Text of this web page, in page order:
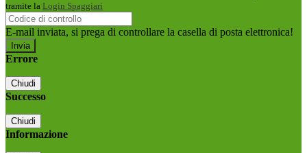
tramite la Login Spaggiari
E-mail inviata, si prega di controllare la casella di posta elettronica!
Errore
Chiudi
Successo
Chiudi
Informazione